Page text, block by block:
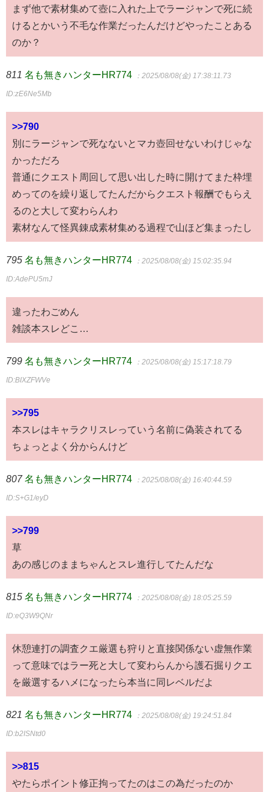
まず他で素材集めて壺に入れた上でラージャンで死に続
けるとかいう不毛な作業だったんだけどやったことある
のか？
811 名も無きハンターHR774 ：2025/08/08(金) 17:38:11.73
ID:zE6Ne5Mb
>>790
別にラージャンで死なないとマカ壺回せないわけじゃな
かっただろ
普通にクエスト周回して思い出した時に開けてまた枠埋
めってのを繰り返してたんだからクエスト報酬でもらえ
るのと大して変わらんわ
素材なんて怪異錬成素材集める過程で山ほど集まったし
795 名も無きハンターHR774 ：2025/08/08(金) 15:02:35.94
ID:AdePU5mJ
違ったわごめん
雑談本スレどこ…
799 名も無きハンターHR774 ：2025/08/08(金) 15:17:18.79
ID:BIXZFWVe
>>795
本スレはキャラクリスレっていう名前に偽装されてる
ちょっとよく分からんけど
807 名も無きハンターHR774 ：2025/08/08(金) 16:40:44.59
ID:S+G1/eyD
>>799
草
あの感じのままちゃんとスレ進行してたんだな
815 名も無きハンターHR774 ：2025/08/08(金) 18:05:25.59
ID:eQ3W9QNr
休憩連打の調査クエ厳選も狩りと直接関係ない虚無作業
って意味ではラー死と大して変わらんから護石掘りクエ
を厳選するハメになったら本当に同レベルだよ
821 名も無きハンターHR774 ：2025/08/08(金) 19:24:51.84
ID:b2ISNtd0
>>815
やたらポイント修正拘ってたのはこの為だったのか